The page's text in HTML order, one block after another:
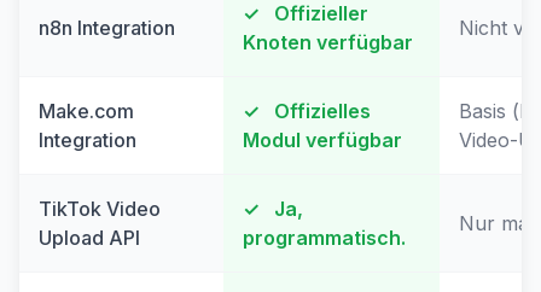
n8n Integration
✓
Offizieller
Knoten verfügbar
Nicht
Make.com
Integration
✓
Offizielles
Modul verfügbar
Basis
Video-
TikTok Video
Upload API
✓
Ja,
programmatisch.
Nur